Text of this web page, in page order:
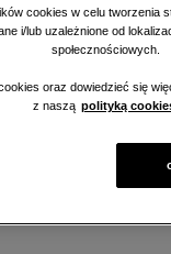
cookies w celu tworzenia
i/lub uzależnione od
społecznościowych.
oraz dowiedzieć się
z naszą polityką